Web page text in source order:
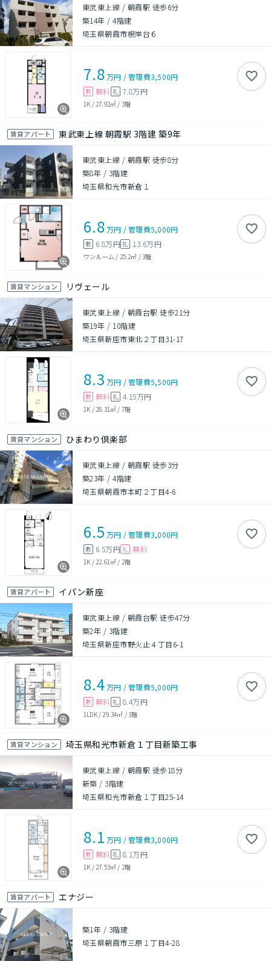
東武東上線 / 朝霞駅 徒歩6分
築14年 /4階建
埼玉県朝霞市根岸台６
7.8万円 /管理費3,500円
敷 無料 礼 7.8万円
1K / 27.92㎡ / 3階
賃貸アパート 東武東上線 朝霞駅 3階建 築9年
東武東上線 / 朝霞駅 徒歩8分
築8年 / 3階建
埼玉県和光市新倉１
6.8万円 /管理費5,000円
敷 6.8万円礼 13.6万円
ワンルーム / 25.2㎡ /3階
賃貸マンション リヴェール
東武東上線 / 朝霞台駅 徒歩21分
築19年 / 10階建
埼玉県新座市東北２丁目31-17
8.3 万円 /管理費5,500円
敷 無料 礼 4.15万円
1K / 28.31㎡ / 7階
賃貸マンション ひまわり倶楽部
東武東上線 / 朝霞駅 徒歩3分
築23年 /4階建
埼玉県朝霞市本町２丁目4-6
6.5 万円 /管理費3,000円
敷 6.5万円 礼 無料
1K / 22.61㎡ / 2階
賃貸アパート イパン新座
東武東上線 / 朝霞台駅 徒歩47分
築2年 / 3階建
埼玉県新座市野火止４丁目6-1
8.4万円 /管理費5,000円
敷 無料 礼 8.4万円
1LDK/ 29.34㎡ /3階
賃貸マンション 埼玉県和光市新倉１丁目新築工事
東武東上線 / 朝霞駅 徒歩18分
新築 / 3階建
埼玉県和光市新倉１丁目25-14
8.1 万円 /管理費3,000円
敷 無料 礼 8.1万円
1K / 27.53㎡ / 2階
賃貸アパート エナジー
築1年 / 3階建
埼玉県朝霞市三原１丁目4-28